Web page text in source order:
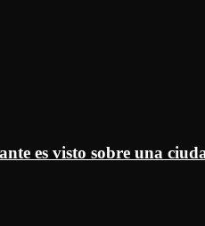
es visto sobre una